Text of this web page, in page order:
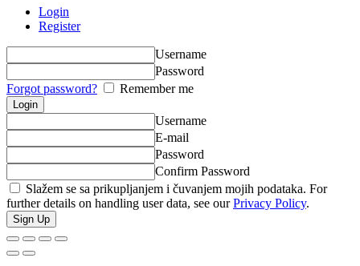
Login
Register
Username
Password
Forgot password?
Remember me
Username
E-mail
Password
Confirm Password
Slažem se sa prikupljanjem i čuvanjem mojih podataka. For
further details on handling user data, see ourPrivacy Policy.